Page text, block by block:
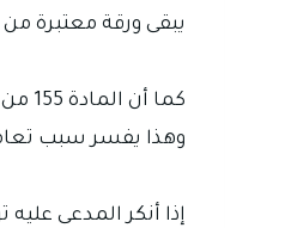
يبقى ورقة معتبرة
وهذا يفسر سبب